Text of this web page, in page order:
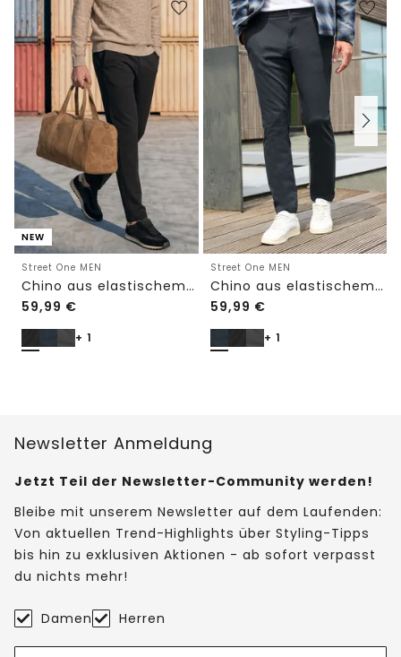
NEW
Street One MEN
Chino aus elastischem Jersey mit Flexbund
59,99 €
+ 1
Street One MEN
Chino aus elastischem Jersey mit Flexbund
59,99 €
+ 1
Newsletter Anmeldung
Jetzt Teil der Newsletter-Community werden!
Bleibe mit unserem Newsletter auf dem Laufenden:
Von aktuellen Trend-Highlights über Styling-Tipps
bis hin zu exklusiven Aktionen - ab sofort verpasst
du nichts mehr!
Damen Herren